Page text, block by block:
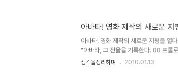
있습니다. 때문에 아무리 영화가 멋진
할 기본 뼈대가 없다면... 이는 영화로써
되고..
아바타! 영화 제작의 새로운 지
아바타! 영화 제작의 새로운 지평을 열
"아바타, 그 전율을 기록한다. 00 프롤
영상을 바탕으로 만들었다는 점은 저를
생각을정리하며 2010.01.13